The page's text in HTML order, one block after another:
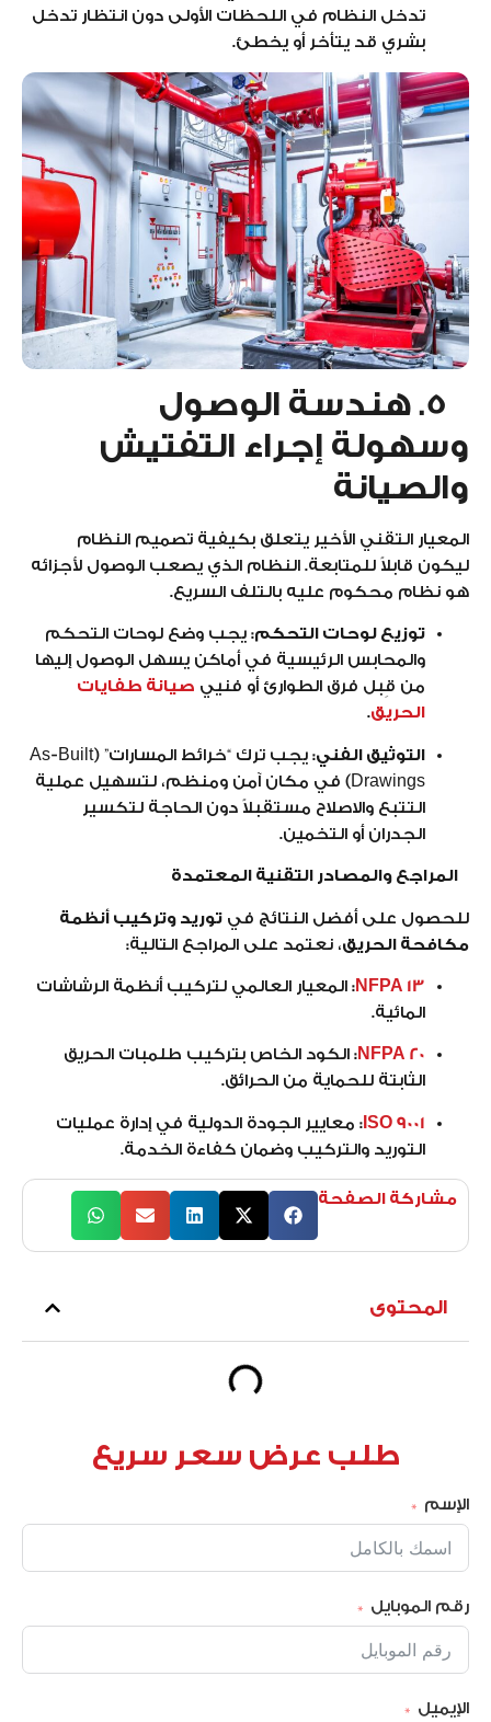
تدخل النظام في اللحظات الأولى دون انتظار تدخل
بشري قد يتأخر أو يخطئ.
5. هندسة الوصول
وسهولة إجراء التفتيش
والصيانة
المعيار التقني الأخير يتعلق بكيفية تصميم النظام
ليكون قابلاً للمتابعة. النظام الذي يصعب الوصول لأجزائه
هو نظام محكوم عليه بالتلف السريع.
توزيع لوحات التحكم: يجب وضع لوحات التحكم
والمحابس الرئيسية في أماكن يسهل الوصول إليها
من قِبل فرق الطوارئ أو فنيي صيانة طفايات
الحريق.
التوثيق الفني:
يجب ترك “خرائط المسارات” (As-Built
Drawings) في مكان آمن ومنظم، لتسهيل عملية
التتبع والاصلاح مستقبلاً دون الحاجة لتكسير
الجدران أو التخمين.
المراجع والمصادر التقنية المعتمدة
للحصول على أفضل النتائج في توريد وتركيب أنظمة
مكافحة الحريق، نعتمد على المراجع التالية:
NFPA 13
: المعيار العالمي لتركيب أنظمة الرشاشات
المائية.
NFPA 20
: الكود الخاص بتركيب طلمبات الحريق
الثابتة للحماية من الحرائق.
ISO 9001
: معايير الجودة الدولية في إدارة عمليات
التوريد والتركيب وضمان كفاءة الخدمة.
مشاركة الصفحة
المحتوى
طلب عرض سعر سريع
الإسم
رقم الموبايل
الإيميل